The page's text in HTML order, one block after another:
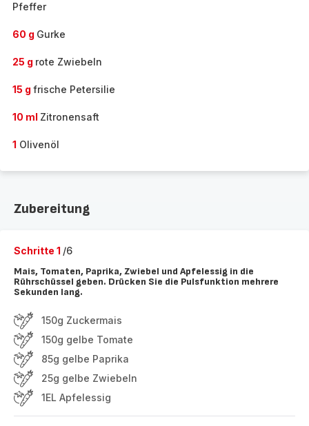
Pfeffer
60 g Gurke
25 g rote Zwiebeln
15 g frische Petersilie
10 ml Zitronensaft
1 Olivenöl
Zubereitung
Schritte 1 /6
Mais, Tomaten, Paprika, Zwiebel und Apfelessig in die
Rührschüssel geben. Drücken Sie die Pulsfunktion mehrere
Sekunden lang.
150g Zuckermais
150g gelbe Tomate
85g gelbe Paprika
25g gelbe Zwiebeln
1EL Apfelessig